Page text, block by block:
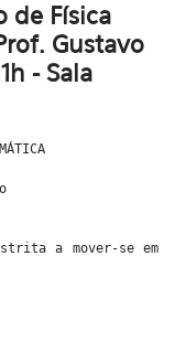
de Física
Gustavo
- Sala
a mover-se em